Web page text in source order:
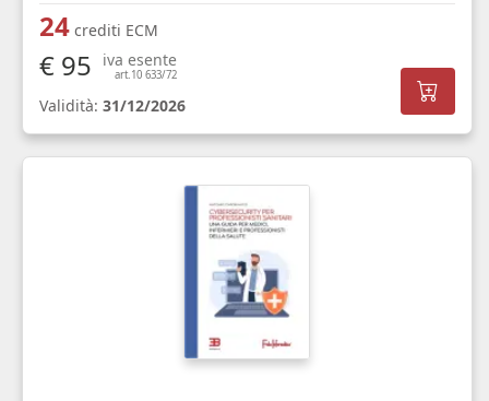
24crediti ECM
€ 95 iva esente
art.10 633/72
Validità: 31/12/2026